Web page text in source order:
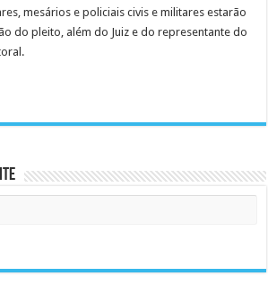
mesários e policiais civis e militares estarão
do pleito, além do Juiz e do representante do